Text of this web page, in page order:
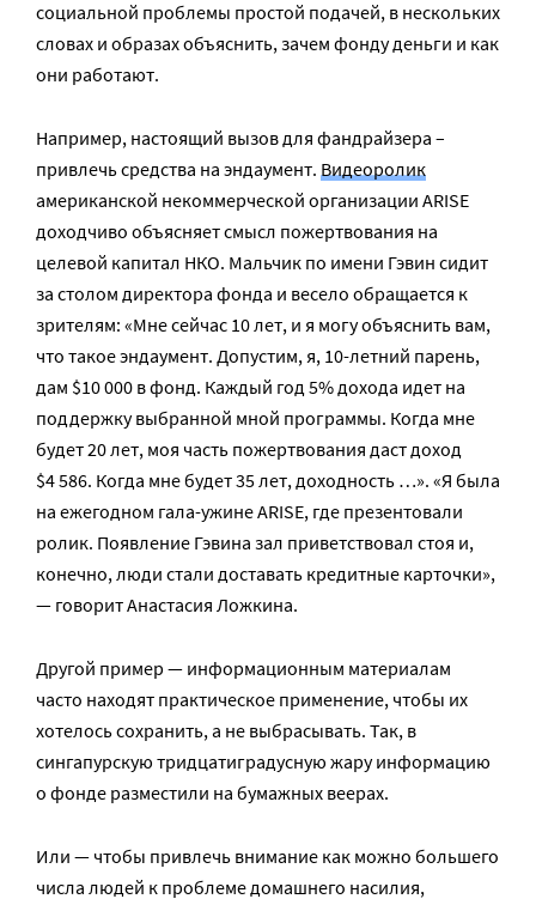
социальной проблемы простой подачей, в нескольких
словах и образах объяснить, зачем фонду деньги и как
они работают.
Например, настоящий вызов для фандрайзера –
привлечь средства на эндаумент. Видеоролик
американской некоммерческой организации ARISE
доходчиво объясняет смысл пожертвования на
целевой капитал НКО. Мальчик по имени Гэвин сидит
за столом директора фонда и весело обращается к
зрителям: «Мне сейчас 10 лет, и я могу объяснить вам,
что такое эндаумент. Допустим, я, 10-летний парень,
дам $10 000 в фонд. Каждый год 5% дохода идет на
поддержку выбранной мной программы. Когда мне
будет 20 лет, моя часть пожертвования даст доход
$4 586. Когда мне будет 35 лет, доходность …». «Я была
на ежегодном гала-ужине ARISE, где презентовали
ролик. Появление Гэвина зал приветствовал стоя и,
конечно, люди стали доставать кредитные карточки»,
— говорит Анастасия Ложкина.
Другой пример — информационным материалам
часто находят практическое применение, чтобы их
хотелось сохранить, а не выбрасывать. Так, в
сингапурскую тридцатиградусную жару информацию
о фонде разместили на бумажных веерах.
Или — чтобы привлечь внимание как можно большего
числа людей к проблеме домашнего насилия,